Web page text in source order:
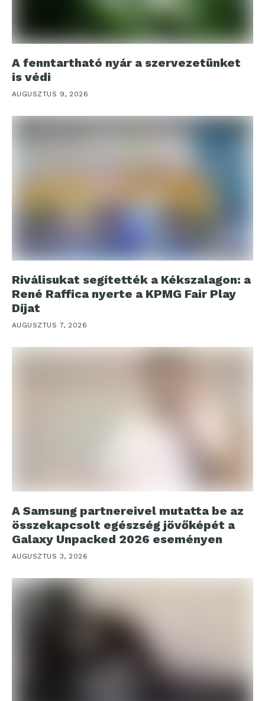
A fenntartható nyár a szervezetünket
is védi
AUGUSZTUS 9, 2026
Riválisukat segítették a Kékszalagon: a
René Raffica nyerte a KPMG Fair Play
Díjat
AUGUSZTUS 7, 2026
A Samsung partnereivel mutatta be az
összekapcsolt egészség jövőképét a
Galaxy Unpacked 2026 eseményen
AUGUSZTUS 3, 2026